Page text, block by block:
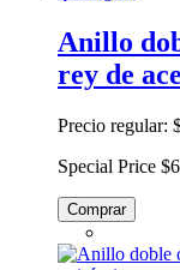
Anillo
rey de
Precio regular:
Special Price
Comprar